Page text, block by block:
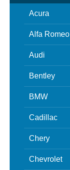
Acura
Alfa Romeo
Audi
Bentley
BMW
Cadillac
Chery
Chevrolet